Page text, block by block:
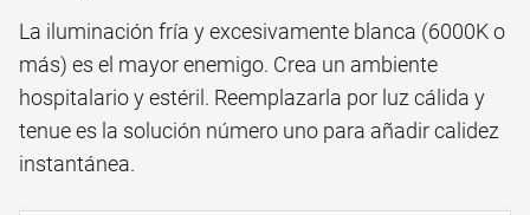
La iluminación fría y excesivamente blanca (6000K o
más) es el mayor enemigo. Crea un ambiente
hospitalario y estéril. Reemplazarla por luz cálida y
tenue es la solución número uno para añadir calidez
instantánea.